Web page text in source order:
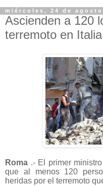
miércoles, 24 de agosto
Ascienden a 120
terremoto en
Roma .- El primer
que al menos 120
heridas por el terremoto